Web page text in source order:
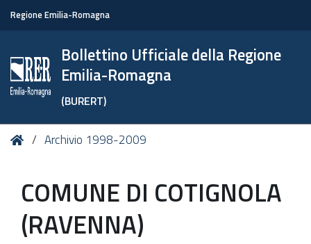
Regione Emilia-Romagna
Bollettino Ufficiale della Regione
Emilia-Romagna
(BURERT)
Tu HomeArchivio 1998-2009
COMUNE DI COTIGNOLA
(RAVENNA)